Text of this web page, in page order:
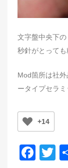
文字盤中央下の
秒針がとっても
Mod箇所は社
ータイプセラ
+14
F
T